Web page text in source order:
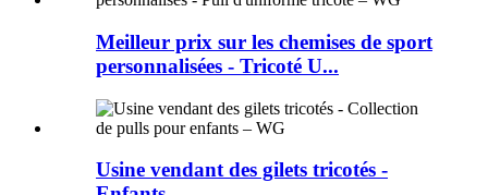
Meilleur prix sur les chemises de sport
personnalisées - Tricoté U...
Usine vendant des gilets tricotés -